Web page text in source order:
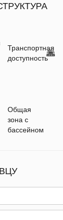
Транспортная
доступность
Общая
зона с
бассейном